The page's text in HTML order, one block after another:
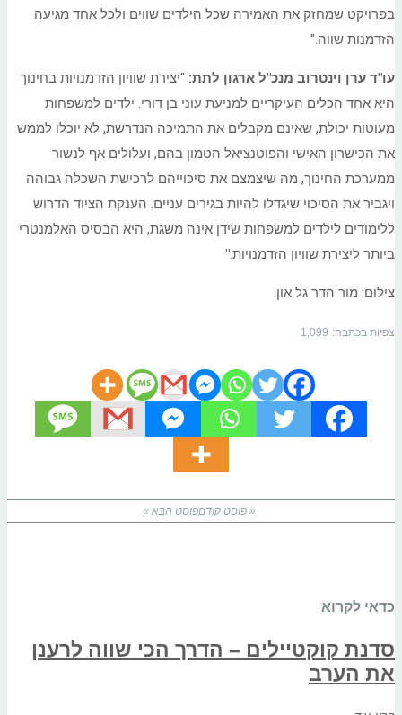
בפרויקט שמחזק את האמירה שכל הילדים שווים ולכל אחד מגיעה
הזדמנות שווה."
עו"ד ערן וינטרוב מנכ"ל ארגון לתת: "יצירת שוויון הזדמנויות בחינוך
היא אחד הכלים העיקריים למניעת עוני בן דורי. ילדים למשפחות
מעוטות יכולת, שאינם מקבלים את התמיכה הנדרשת, לא יוכלו לממש
את הכישרון האישי והפוטנציאל הטמון בהם, ועלולים אף לנשור
ממערכת החינוך, מה שיצמצם את סיכוייהם לרכישת השכלה גבוהה
ויגביר את הסיכוי שיגדלו להיות בגירים עניים. הענקת הציוד הדרוש
ללימודים לילדים למשפחות שידן אינה משגת, היא הבסיס האלמנטרי
ביותר ליצירת שוויון הזדמנויות."
צילום: מור הדר גל און.
צפיות בכתבה: 1,099
« פוסט קודםפוסט הבא »
כדאי לקרוא
סדנת קוקטיילים – הדרך הכי שווה לרענן
את הערב